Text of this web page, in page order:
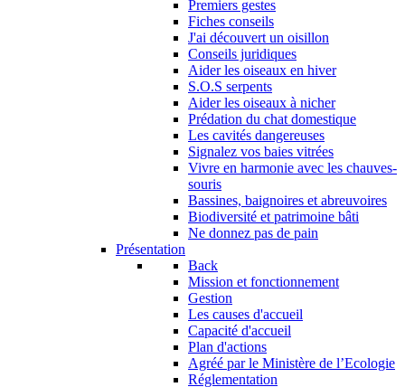
Premiers gestes
Fiches conseils
J'ai découvert un oisillon
Conseils juridiques
Aider les oiseaux en hiver
S.O.S serpents
Aider les oiseaux à nicher
Prédation du chat domestique
Les cavités dangereuses
Signalez vos baies vitrées
Vivre en harmonie avec les chauves-
souris
Bassines, baignoires et abreuvoires
Biodiversité et patrimoine bâti
Ne donnez pas de pain
Présentation
Back
Mission et fonctionnement
Gestion
Les causes d'accueil
Capacité d'accueil
Plan d'actions
Agréé par le Ministère de l’Ecologie
Réglementation